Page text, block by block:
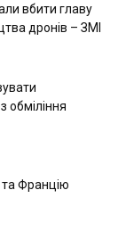
вбити главу
дронів – ЗМІ
обміління
та Францію